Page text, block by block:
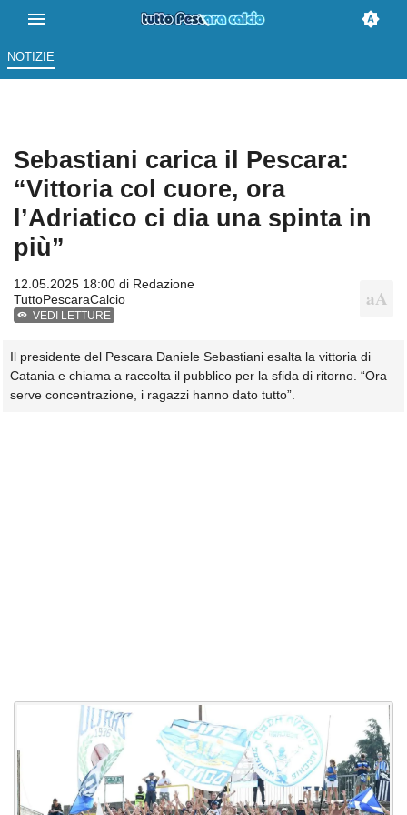
NOTIZIE
Sebastiani carica il Pescara:
“Vittoria col cuore, ora
l’Adriatico ci dia una spinta in
più”
12.05.2025 18:00 di Redazione
TuttoPescaraCalcio
VEDI LETTURE
Il presidente del Pescara Daniele Sebastiani esalta la vittoria di
Catania e chiama a raccolta il pubblico per la sfida di ritorno. “Ora
serve concentrazione, i ragazzi hanno dato tutto”.